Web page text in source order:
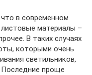
в современном
материалы –
В таких случаях
которыми очень
светильников,
Последние проще